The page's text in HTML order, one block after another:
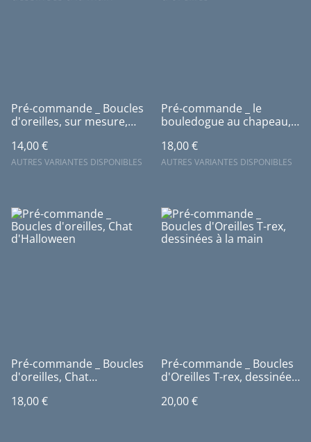
Pré-commande _ Boucles
d'oreilles, sur mesure,
main
14,00 €
AUTRES VARIANTES DISPONIBLES
Pré-commande _ le
bouledogue au chapeau,
d'oreilles
18,00 €
AUTRES VARIANTES DISPONIBLES
Pré-commande _ Boucles
d'oreilles, Chat
18,00 €
Pré-commande _ Boucles
d'Oreilles T-rex, dessinées
20,00 €